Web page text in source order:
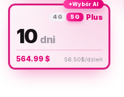
✦Wybór AI
4G 5G Plus
10 dni
564.99 $ 56.50$/dzień